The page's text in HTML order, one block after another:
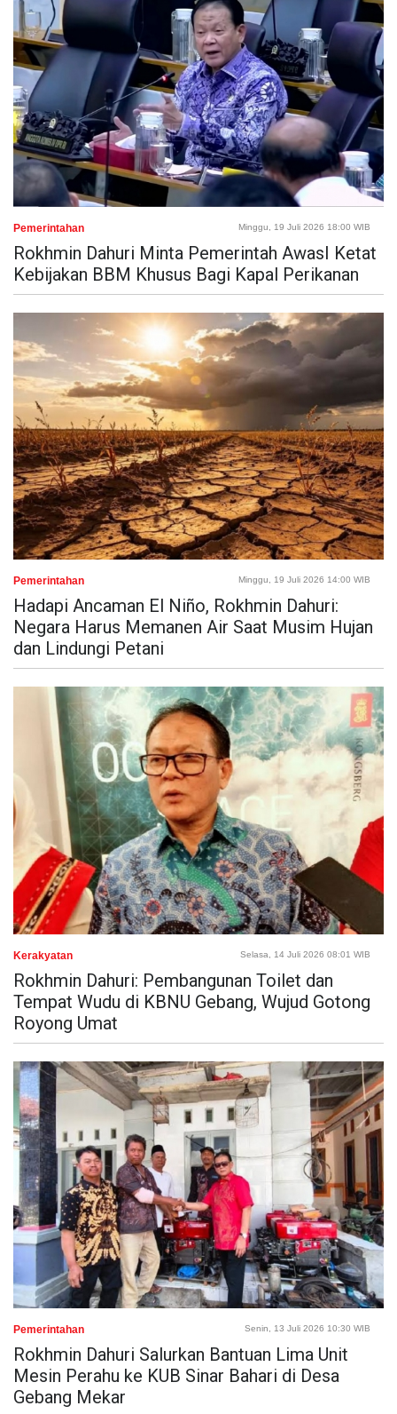
Pemerintahan Minggu, 19 Juli 2026 18:00 WIB
Rokhmin Dahuri Minta Pemerintah AwasI Ketat
Kebijakan BBM Khusus Bagi Kapal Perikanan
Pemerintahan Minggu, 19 Juli 2026 14:00 WIB
Hadapi Ancaman El Niño, Rokhmin Dahuri:
Negara Harus Memanen Air Saat Musim Hujan
dan Lindungi Petani
Kerakyatan Selasa, 14 Juli 2026 08:01 WIB
Rokhmin Dahuri: Pembangunan Toilet dan
Tempat Wudu di KBNU Gebang, Wujud Gotong
Royong Umat
Pemerintahan Senin, 13 Juli 2026 10:30 WIB
Rokhmin Dahuri Salurkan Bantuan Lima Unit
Mesin Perahu ke KUB Sinar Bahari di Desa
Gebang Mekar